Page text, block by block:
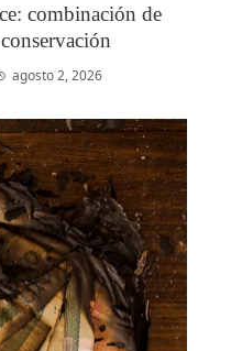
combinación de
agosto 2, 2026